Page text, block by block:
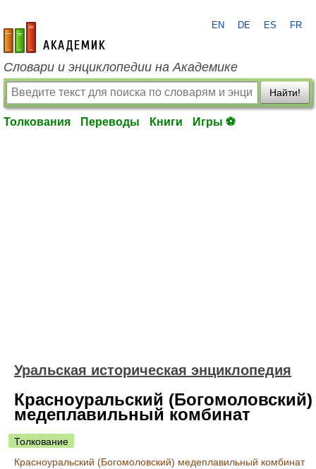
academic.ru
EN DE ES FR
Словари и энциклопедии на Академике
Найти!
Толкования Переводы Книги Игры ⚽
Уральская историческая энциклопедия
Красноуральский (Богомоловский)
медеплавильный комбинат
Толкование
Красноуральский (Богомоловский) медеплавильный комбинат